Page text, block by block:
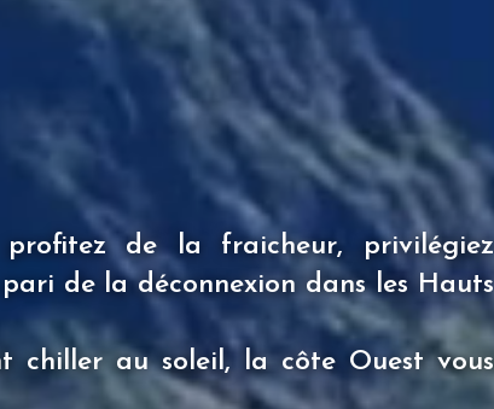
de la fraicheur, privilégiez
de la déconnexion dans les Hauts
chiller au soleil, la côte Ouest vous